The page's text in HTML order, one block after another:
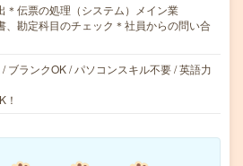
＊伝票の処理（システム）メイン業
、勘定科目のチェック＊社員からの問い合
ブランクOK / パソコンスキル不要 / 英語力